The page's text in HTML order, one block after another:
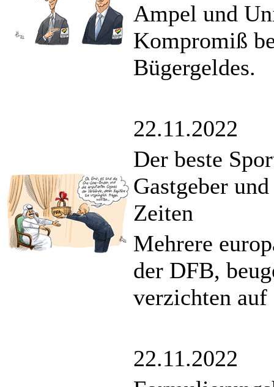
Ampel und
Kompromiß
Bügergeldes.
22.11.2022
Der beste
Gastgeber
Zeiten
Mehrere
der DFB,
verzichten
22.11.2022